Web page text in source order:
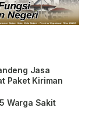
Jasa
Paket Kiriman
Warga Sakit